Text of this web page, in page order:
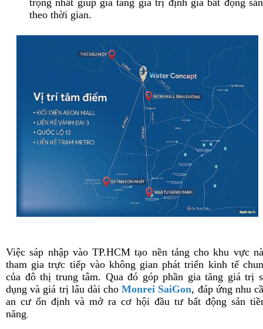
trọng nhất giúp gia tăng giá trị định giá bất động sản
theo thời gian.
Việc sáp nhập vào TP.HCM tạo nền tảng cho khu vực
tham gia trực tiếp vào không gian phát triển kinh tế
của đô thị trung tâm. Qua đó góp phần gia tăng giá trị
dụng và giá trị lâu dài choMonrei SaiGon, đáp ứng nhu
an cư ổn định và mở ra cơ hội đầu tư bất động sản
năng